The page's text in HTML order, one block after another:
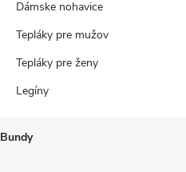
Dámske nohavice
Tepláky pre mužov
Tepláky pre ženy
Legíny
Bundy